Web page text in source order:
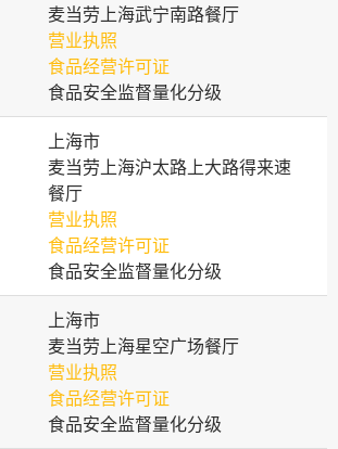
麦当劳上海武宁南路餐厅
营业执照
食品经营许可证
食品安全监督量化分级
上海市
麦当劳上海沪太路上大路得来速
餐厅
营业执照
食品经营许可证
食品安全监督量化分级
上海市
麦当劳上海星空广场餐厅
营业执照
食品经营许可证
食品安全监督量化分级